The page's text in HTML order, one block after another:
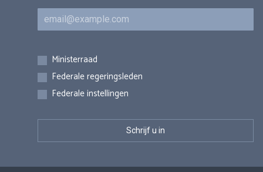
E-mail
Inschrijvingen
Ministerraad
Federale regeringsleden
Federale instellingen